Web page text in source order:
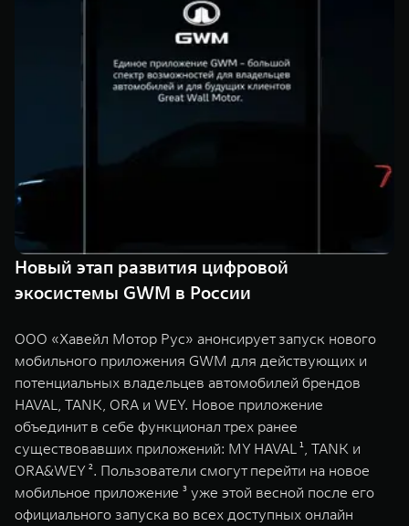
TANK 500
Веди за собой
от 6 499 000 ₽
TANK 700
WEY 07
Расширяя границы комфорта
от 6 149 000 ₽
Эстетика
от 5 699
Корпоративным клиентам
TANK ФИНАНСЫ
TANK Лизинг
TANK Страхование
Специальные предложения
Моторные масла
Цифровые сервисы TANK
Подписки
Новый этап развития цифровой
экосистемы GWM в России
ООО «Хавейл Мотор Рус» анонсирует запуск нового
мобильного приложения GWM для действующих и
потенциальных владельцев автомобилей брендов
HAVAL, TANK, ORA и WEY. Новое приложение
объединит в себе функционал трех ранее
существовавших приложений: MY HAVAL ¹, TANK и
ORA&WEY ². Пользователи смогут перейти на новое
мобильное приложение ³ уже этой весной после его
официального запуска во всех доступных онлайн